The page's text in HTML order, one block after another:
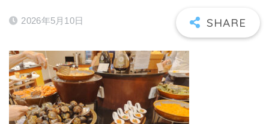
2026年5月10日